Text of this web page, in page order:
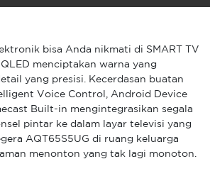
bisa Anda nikmati di SMART TV
menciptakan warna yang
yang presisi. Kecerdasan buatan
Voice Control, Android Device
Built-in mengintegrasikan segala
pintar ke dalam layar televisi yang
AQT65S5UG di ruang keluarga
menonton yang tak lagi monoton.